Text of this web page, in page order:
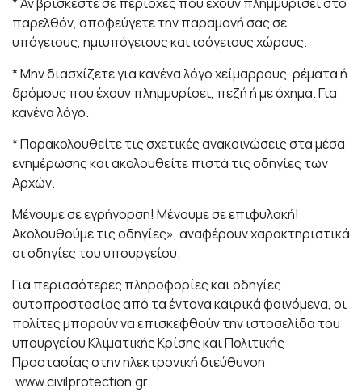
παρελθόν, αποφεύγετε την παραμονή σας σε
υπόγειους, ημιυπόγειους και ισόγειους χώρους.
* Μην διασχίζετε για κανένα λόγο χείμαρρους, ρέματα ή
δρόμους που έχουν πλημμυρίσει, πεζή ή με όχημα. Για
κανένα λόγο.
* Παρακολουθείτε τις σχετικές ανακοινώσεις στα μέσα
ενημέρωσης και ακολουθείτε πιστά τις οδηγίες των
Αρχών.
Μένουμε σε εγρήγορση! Μένουμε σε επιφυλακή!
Ακολουθούμε τις οδηγίες», αναφέρουν χαρακτηριστικά
οι οδηγίες του υπουργείου.
Για περισσότερες πληροφορίες και οδηγίες
αυτοπροστασίας από τα έντονα καιρικά φαινόμενα, οι
πολίτες μπορούν να επισκεφθούν την ιστοσελίδα του
υπουργείου Κλιματικής Κρίσης και Πολιτικής
Προστασίας στην ηλεκτρονική διεύθυνση
.www.civilprotection.gr